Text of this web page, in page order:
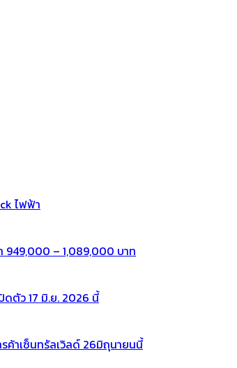
ไฟฟ้า
949,000 – 1,089,000 บาท
ดตัว 17 มิ.ย. 2026 นี้
าเซ็นทรัลเวิลด์ 26มิถุนายนนี้